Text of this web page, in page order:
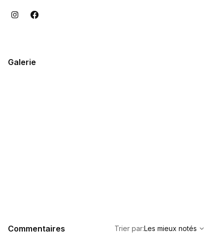
Galerie
Commentaires
Les mieux notés
Trier par:Les mieux notés